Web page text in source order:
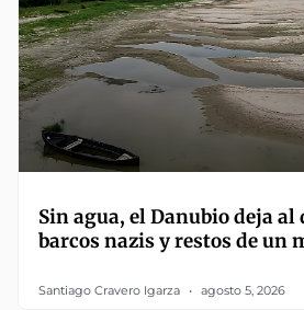
Sin agua, el Danubio deja al
barcos nazis y restos de un
Santiago Cravero Igarza agosto 5, 2026